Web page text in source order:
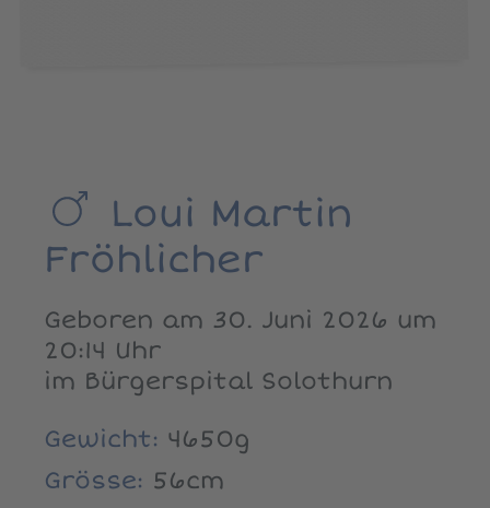
Loui Martin
Fröhlicher
Geboren am 30. Juni 2026 um
20:14 Uhr
im Bürgerspital Solothurn
Gewicht: 4650g
Grösse: 56cm